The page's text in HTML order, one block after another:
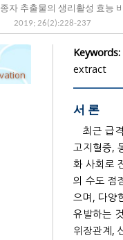
자 추출물의 생리활성 효능
2019; 26(2):228-237
Keywords:
extract
서 론
최근 급
고지혈증,
화 사회로
의 수도 점
으며, 다양
유발하는
위장관계,